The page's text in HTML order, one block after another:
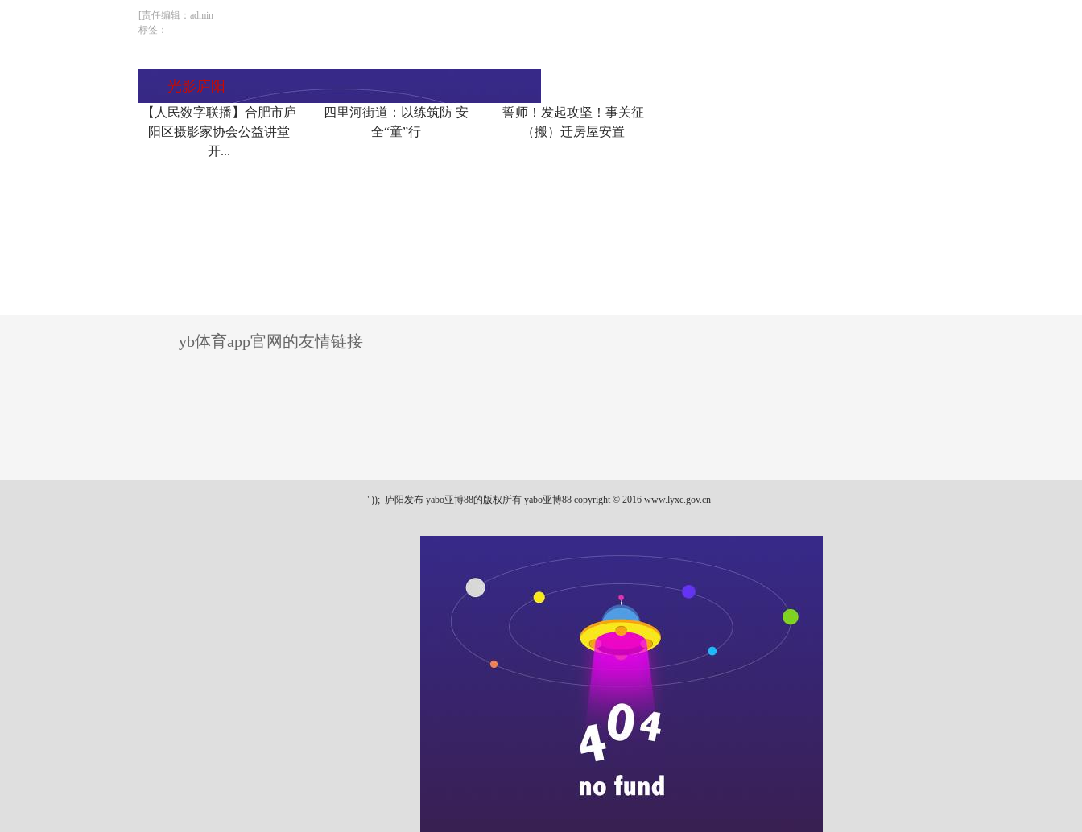
[责任编辑：admin
标签：
光影庐阳
【人民数字联播】合肥市庐
阳区摄影家协会公益讲堂
开...
四里河街道：以练筑防 安
全“童”行
誓师！发起攻坚！事关征
（搬）迁房屋安置
yb体育app官网的友情链接
")); 庐阳发布 yabo亚博88的版权所有 yabo亚博88 copyright © 2016 www.lyxc.gov.cn